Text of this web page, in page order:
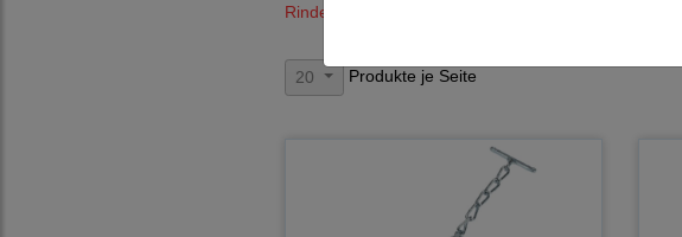
Rinderhaltung
20 Produkte je Seite